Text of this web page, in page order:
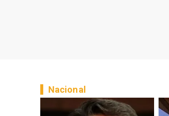
Nacional